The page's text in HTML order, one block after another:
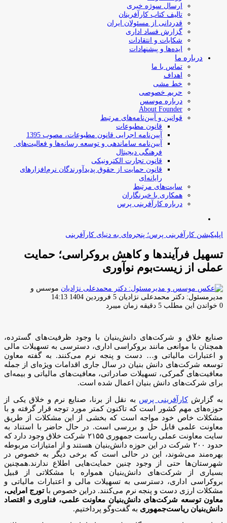
ارسال سوژه‌ خبری
تالیف کتاب کارآفرینان
قدردانی از مسئولان ایران
گزارش فساد اداری
شکایات و انتقادات
ایده‌ها و پیشنهادات
درباره ما
تماس با ما
اهداف
خط مشی
حریم خصوصی
درباره موسس
About Founder
قوانین و آیین‌نامه‌های مرتبط
‌قانون مطبوعات
آیین‌نامه اجرایی قانون مطبوعات، مصوب 1395
آیین‌نامه سامان­دهی و توسعه رسانه­‌ها و فعالیت‌­های
فرهنگی دیجیتال
قانون تجارت الکترونیکی
قانون حمایت از حقوق پدیدآورندگان نرم‌افزارهای
رایانه‌ای
سایت‌های مرتبط
همکاری با خبرنگاران
درباره کارآفرینی پرس
اپلیکیشن کارآفرینی پرس؛ پنجره‌ای به دنیای کارآفرینی
تسهیل فرآیند‌ها و کاهش بروکراسی؛ حمایت
عملی از زیست‌بوم نوآوری
موسس و
مدیرمسئول: دکتر محمدعلی نژادیان ارسال
ایمیل
5 فروردین 1404 14:13
0 خواندن این مطلب 5 دقیقه زمان میبرد
صنایع خلاق و شرکت‌های دانش‌بنیان با وجود ظرفیت‌های گسترده،
همچنان با موانعی مانند بروکراسی اداری، دسترسی به تسهیلات مالی
و اعتبارات مالیاتی و… دست و پنجه نرم می‌کنند. به گفته معاون
توسعه شرکت‌های دانش بنیان در سال جاری اقدامات ویژه‌ای از جمله
معافیت‌های گمرکی، تسهیلات صادراتی، معافیت‌های مالیاتی و بیمه‌ای
برای شرکت‌های دانش بنیان اعمال شده است.
به گزارشکارآفرینی پرس به نقل از برنا، صنایع نرم و خلاق یکی از
حوزه‌های مهم کشور است که تاکنون کمتر مورد توجه قرار گرفته و با
مشکلات خاص خود مواجه است که بخشی از این مشکلات از طریق
معاونت علمی قابل حل و بررسی است. در حال حاضر با استناد به
سایت معاونت عملی ریاست جمهوری ۲۱۵۵ شرکت خلاق وجود دارد که
حدود ۲۰۰ شرکت در این حوزه دانش‌بنیان هستند و از امتیازات مربوطه
بهره‌مند می‌شوند، این در حالی است که برخی دیگر به خصوص در
شهرستان‌ها حتی از وجود چنین حمایت‌هایی اطلاع ندارند.همچنین
بسیاری از شرکت‌های دانش‌بنیان همواره با مشکلاتی از قبیل
بروکراسی اداری، دسترسی به تسهیلات مالی و اعتبارات مالیاتی و
مشکلات ارزی دست و پنجه نرم می‌کنند. دراین خصوص باتورج امرایی،
معاون توسعه شرکت‌های دانش‌بنیان معاونت علمی، فناوری و اقتصاد
دانش‌بنیان ریاست‌جمهوری به گفت‌و‌گو پرداختیم.